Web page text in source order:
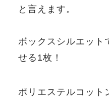
と言えます。
ボックスシルエット
せる1枚！
ポリエステルコット